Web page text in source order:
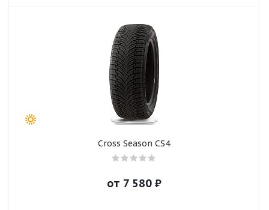
Cross Season CS4
от 7 580₽